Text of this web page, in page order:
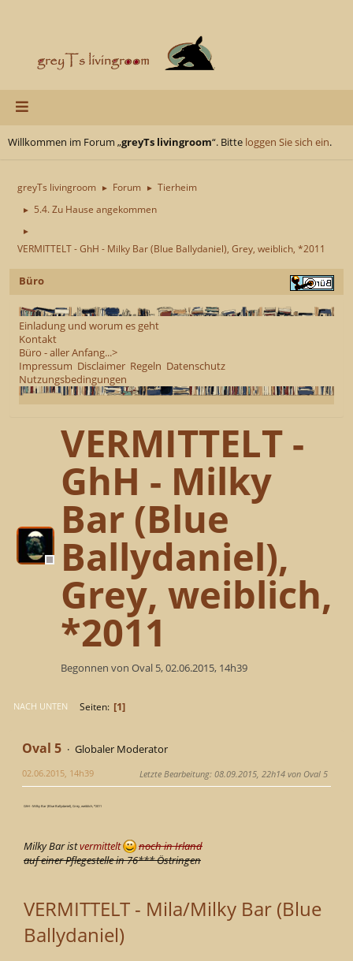
Willkommen im Forum „greyTs livingroom“. Bitte loggen Sie sich ein.
greyTs livingroom ► Forum ► Tierheim
► 5.4. Zu Hause angekommen
►
VERMITTELT - GhH - Milky Bar (Blue Ballydaniel), Grey, weiblich, *2011
Büro
Einladung und worum es geht
Kontakt
Büro - aller Anfang...>
Impressum Disclaimer Regeln Datenschutz
Nutzungsbedingungen
VERMITTELT -
GhH - Milky
Bar (Blue
Ballydaniel),
Grey, weiblich,
*2011
Begonnen von Oval 5, 02.06.2015, 14h39
NACH UNTEN Seiten 1
Oval 5 Globaler Moderator
02.06.2015, 14h39 Letzte Bearbeitung: 08.09.2015, 22h14 von Oval 5
GhH - Milky Bar (Blue Ballydaniel), Grey, weiblich, *2011
Milky Bar istvermittelt
noch in Irland
auf einer Pflegestelle in 76*** Östringen
VERMITTELT - Mila/Milky Bar (Blue
Ballydaniel)